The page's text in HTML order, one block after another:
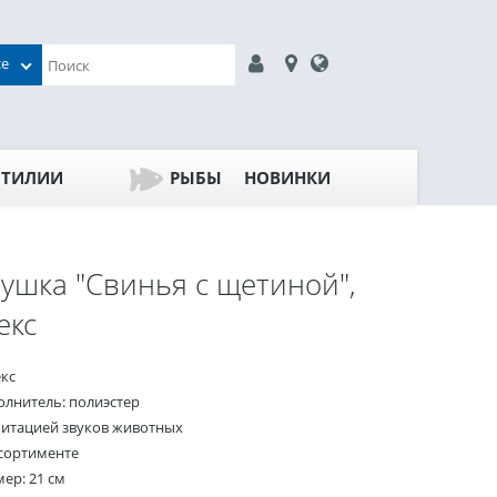
РЫБЫ НОВИНКИ
"Свинья с щетиной",
полиэстер
звуков животных
21 см